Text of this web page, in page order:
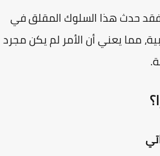
، مما يعني أن الأمر لم يكن مجرد